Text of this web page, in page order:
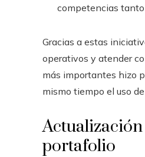
competencias
Gracias a estas
operativos y atender
más importantes hizo
mismo tiempo el uso
portafolio